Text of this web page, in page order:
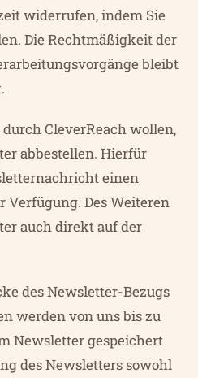
widerrufen, indem Sie
Die Rechtmäßigkeit der
bleibt
CleverReach wollen,
abbestellen. Hierfür
einen
Des Weiteren
auch direkt auf der
des Newsletter-Bezugs
werden von uns bis zu
Newsletter gespeichert
des Newsletters sowohl